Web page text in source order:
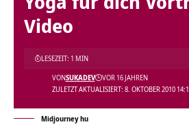
Video
ZULETZT AKTUALISIERT: 8. OKTOBER 2010
VONSUKADEV VOR 16 JAHREN
LESEZEIT: 1 MIN
Midjourney hu